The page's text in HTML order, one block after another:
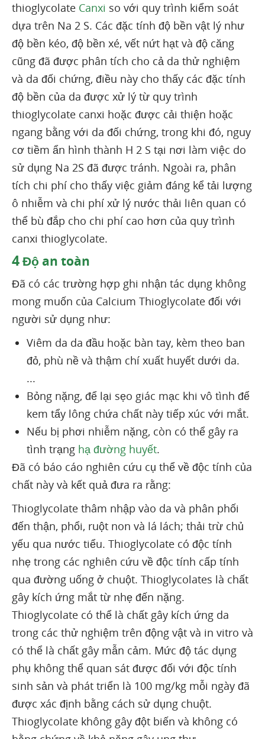
thioglycolate Canxi so với quy trình kiểm soát
dựa trên Na 2 S. Các đặc tính độ bền vật lý như
độ bền kéo, độ bền xé, vết nứt hạt và độ căng
cũng đã được phân tích cho cả da thử nghiệm
và da đối chứng, điều này cho thấy các đặc tính
độ bền của da được xử lý từ quy trình
thioglycolate canxi hoặc được cải thiện hoặc
ngang bằng với da đối chứng, trong khi đó, nguy
cơ tiềm ẩn hình thành H 2 S tại nơi làm việc do
sử dụng Na 2S đã được tránh. Ngoài ra, phân
tích chi phí cho thấy việc giảm đáng kể tải lượng
ô nhiễm và chi phí xử lý nước thải liên quan có
thể bù đắp cho chi phí cao hơn của quy trình
canxi thioglycolate.
4Độ an toàn
Đã có các trường hợp ghi nhận tác dụng không
mong muốn của Calcium Thioglycolate đối với
người sử dụng như:
Viêm da da đầu hoặc bàn tay, kèm theo ban
đỏ, phù nề và thậm chí xuất huyết dưới da.
...
Bỏng nặng, để lại sẹo giác mạc khi vô tình để
kem tẩy lông chứa chất này tiếp xúc với mắt.
Nếu bị phơi nhiễm nặng, còn có thể gây ra
tình trạng hạ đường huyết.
Đã có báo cáo nghiên cứu cụ thể về độc tính của
chất này và kết quả đưa ra rằng:
Thioglycolate thâm nhập vào da và phân phối
đến thận, phổi, ruột non và lá lách; thải trừ chủ
yếu qua nước tiểu. Thioglycolate có độc tính
nhẹ trong các nghiên cứu về độc tính cấp tính
qua đường uống ở chuột. Thioglycolates là chất
gây kích ứng mắt từ nhẹ đến nặng.
Thioglycolate có thể là chất gây kích ứng da
trong các thử nghiệm trên động vật và in vitro và
có thể là chất gây mẫn cảm. Mức độ tác dụng
phụ không thể quan sát được đối với độc tính
sinh sản và phát triển là 100 mg/kg mỗi ngày đã
được xác định bằng cách sử dụng chuột.
Thioglycolate không gây đột biến và không có